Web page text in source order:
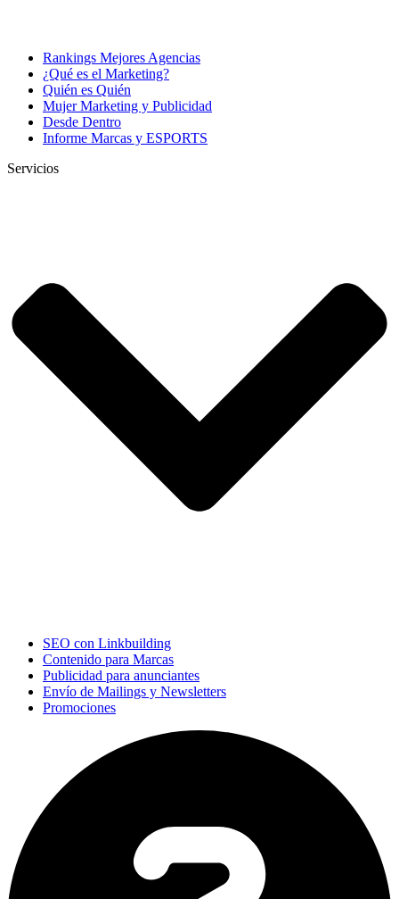
Rankings Mejores Agencias
¿Qué es el Marketing?
Quién es Quién
Mujer Marketing y Publicidad
Desde Dentro
Informe Marcas y ESPORTS
Servicios
SEO con Linkbuilding
Contenido para Marcas
Publicidad para anunciantes
Envío de Mailings y Newsletters
Promociones